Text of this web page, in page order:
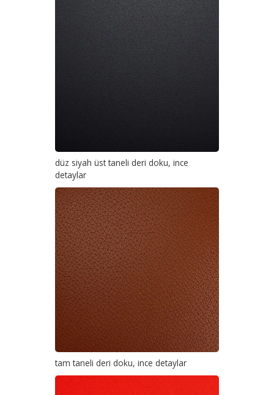
düz siyah üst taneli deri doku, ince
detaylar
tam taneli deri doku, ince detaylar